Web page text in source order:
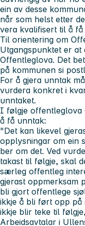
ein av desse
når som helst etter
vera kvalifisert til å få
Til orientering om
Utgangspunktet er
Offentleglova. Det
på kommunen si
For å gjera unntak
vurdera konkret i
unntaket.
I følgje offentleglova
å få unntak:
"Det kan likevel
opplysningar om ein
ber om det. Ved
takast til følgje, skal
særleg offentleg
gjerast oppmerksam
bli gjort offentlege
ikkje å bli ført opp på
ikkje blir teke til
Arbeidsavtalar i